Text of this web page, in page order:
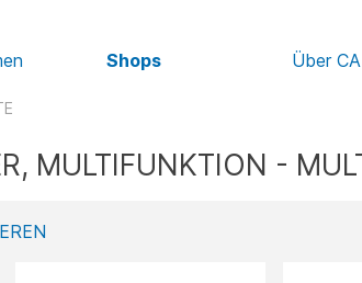
Shops Über
MULTIFUNKTION -